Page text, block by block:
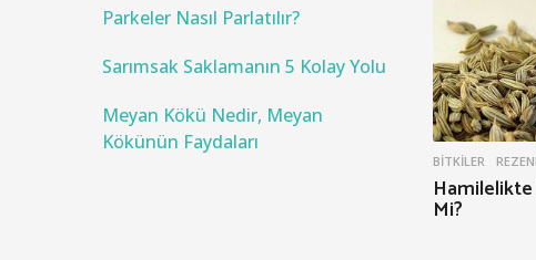
BITKILER
Hamilelikte
Mi?
Parkeler Nasıl Parlatılır?
Sarımsak Saklamanın 5 Kolay Yolu
Meyan Kökü Nedir, Meyan
Kökünün Faydaları